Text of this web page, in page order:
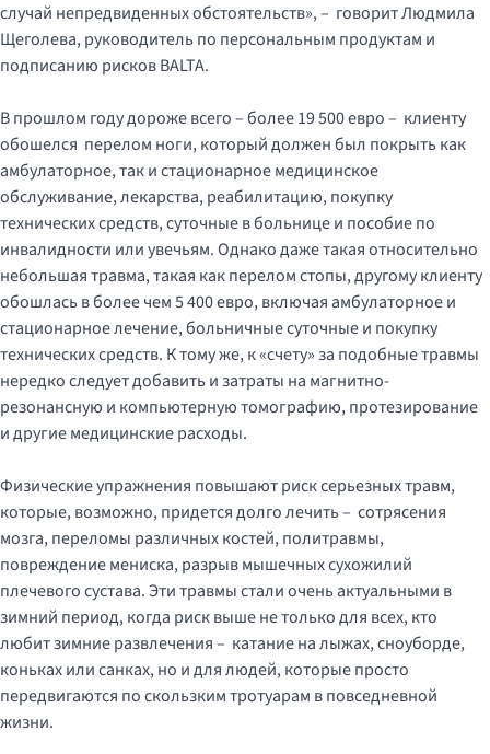
случай непредвиденных обстоятельств», – говорит Людмила
Щеголева, руководитель по персональным продуктам и
подписанию рисков BALTA.
В прошлом году дороже всего – более 19 500 евро – клиенту
обошелся перелом ноги, который должен был покрыть как
амбулаторное, так и стационарное медицинское
обслуживание, лекарства, реабилитацию, покупку
технических средств, суточные в больнице и пособие по
инвалидности или увечьям. Однако даже такая относительно
небольшая травма, такая как перелом стопы, другому клиенту
обошлась в более чем 5 400 евро, включая амбулаторное и
стационарное лечение, больничные суточные и покупку
технических средств. К тому же, к «счету» за подобные травмы
нередко следует добавить и затраты на магнитно-
резонансную и компьютерную томографию, протезирование
и другие медицинские расходы.
Физические упражнения повышают риск серьезных травм,
которые, возможно, придется долго лечить – сотрясения
мозга, переломы различных костей, политравмы,
повреждение мениска, разрыв мышечных сухожилий
плечевого сустава. Эти травмы стали очень актуальными в
зимний период, когда риск выше не только для всех, кто
любит зимние развлечения – катание на лыжах, сноуборде,
коньках или санках, но и для людей, которые просто
передвигаются по скользким тротуарам в повседневной
жизни.